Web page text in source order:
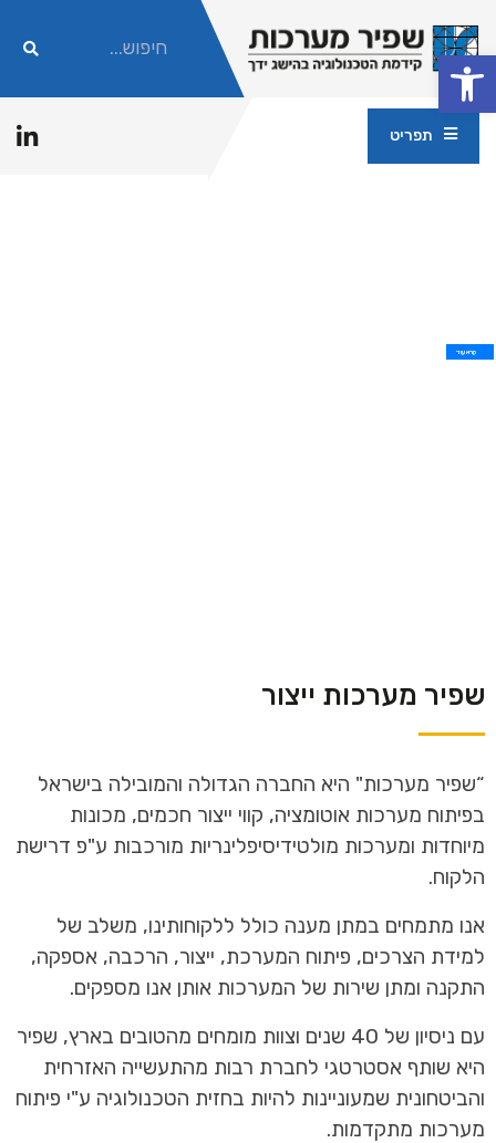
פתח סרגל נגישות
תפריט
שפיר מערכות ייצור
“שפיר מערכות" היא החברה הגדולה והמובילה בישראל
בפיתוח מערכות אוטומציה, קווי ייצור חכמים, מכונות
מיוחדות ומערכות מולטידיסיפלינריות מורכבות ע"פ דרישת
הלקוח.
אנו מתמחים במתן מענה כולל ללקוחותינו, משלב של
למידת הצרכים, פיתוח המערכת, ייצור, הרכבה, אספקה,
התקנה ומתן שירות של המערכות אותן אנו מספקים.
עם ניסיון של 40 שנים וצוות מומחים מהטובים בארץ, שפיר
היא שותף אסטרטגי לחברת רבות מהתעשייה האזרחית
והביטחונית שמעוניינות להיות בחזית הטכנולוגיה ע"י פיתוח
מערכות מתקדמות.